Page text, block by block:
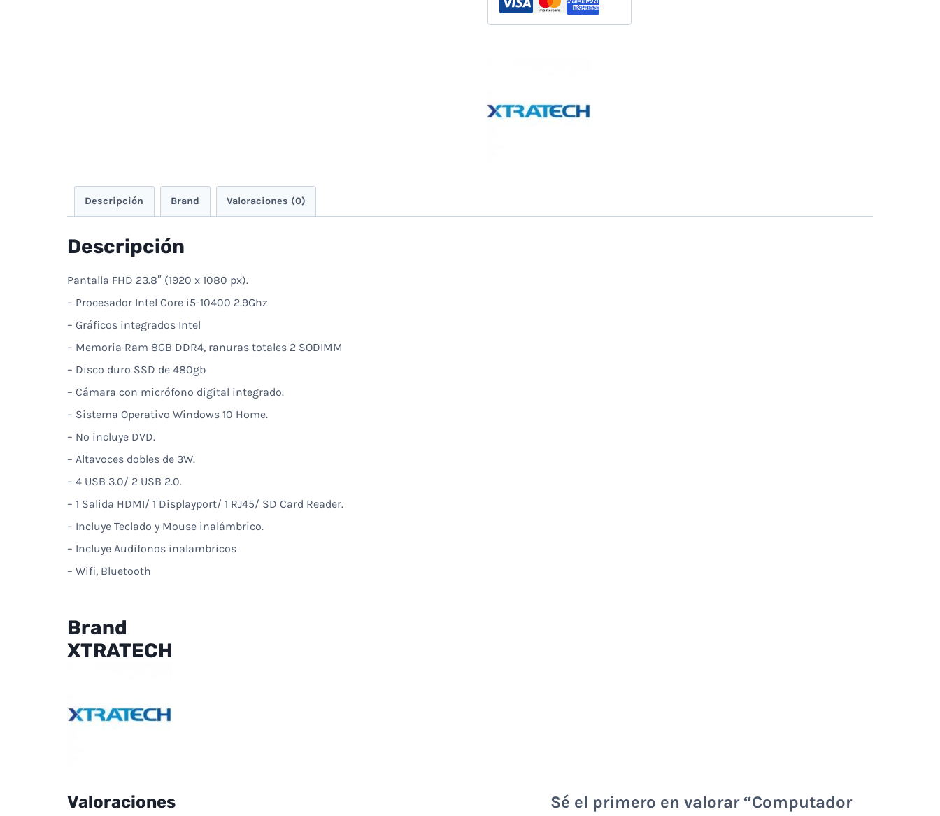
480gb
W10
cantidad
Descripción Brand Valoraciones (0)
Descripción
Pantalla FHD 23.8″ (1920 x 1080 px).
– Procesador Intel Core i5-10400 2.9Ghz
– Gráficos integrados Intel
– Memoria Ram 8GB DDR4, ranuras totales 2 SODIMM
– Disco duro SSD de 480gb
– Cámara con micrófono digital integrado.
– Sistema Operativo Windows 10 Home.
– No incluye DVD.
– Altavoces dobles de 3W.
– 4 USB 3.0/ 2 USB 2.0.
– 1 Salida HDMI/ 1 Displayport/ 1 RJ45/ SD Card Reader.
– Incluye Teclado y Mouse inalámbrico.
– Incluye Audifonos inalambricos
– Wifi, Bluetooth
Brand
XTRATECH
Valoraciones
Sé el primero en valorar “Computador